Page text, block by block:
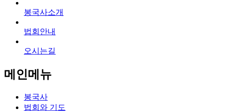
봉국사소개
법회안내
오시는길
메인메뉴
봉국사
법회와 기도